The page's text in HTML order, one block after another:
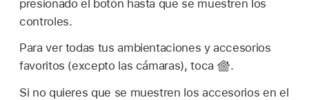
presionado el botón hasta que se muestren los
controles.
Para ver todas tus ambientaciones y accesorios
favoritos (excepto las cámaras), toca
.
Si no quieres que se muestren los accesorios en el